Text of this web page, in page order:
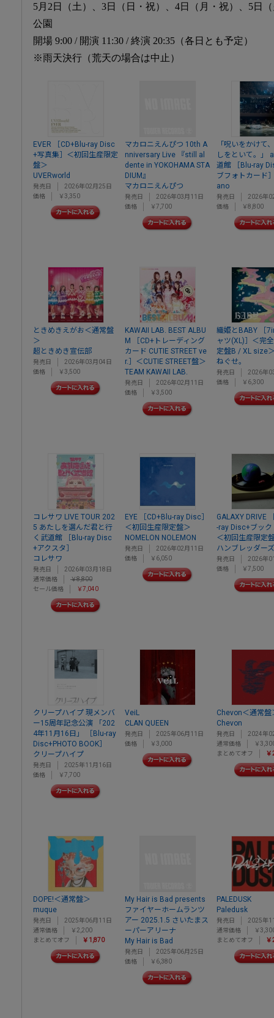
5月2日（土）、3日（日・祝）、4日（月・祝）、5日
公園
開場 9:00 / 開演 11:30 / 終演 20:35（各日とも予定）
※雨天決行（荒天の場合は中止）
EVER ［CD+Blu-ray Disc
+写真集］＜初回生産限定
盤＞
UVERworld
発売日
2026年02月25日
価格
￥3,350
マカロニえんぴつ 10th A
nniversary Live 『still al
dente in YOKOHAMA STA
DIUM』
マカロニえんぴつ
発売日
2026年03月11日
価格
￥7,700
「呪いをかけて
しをといて。」
道館 ［Blu-ray
ブフォトカード
ano
発売日
2026年
価格
￥8,800
ときめきえがお＜通常盤
＞
超ときめき宣伝部
発売日
2026年03月04日
価格
￥3,500
KAWAII LAB. BEST ALBU
M ［CD+トレーディング
カード CUTIE STREET ve
r.］＜CUTIE STREET盤＞
TEAM KAWAII LAB.
発売日
2026年02月11日
価格
￥3,500
織姫とBABY ［
ャツ(XL)］＜完
定盤B / XL size
ねぐせ。
発売日
2026年
価格
￥6,300
コレサワ LIVE TOUR 202
5 あたしを選んだ君と行
く武道館 ［Blu-ray Disc
+アクスタ］
コレサワ
発売日
2026年03月18日
通常価格
￥8,800
セール価格
￥7,040
EYE ［CD+Blu-ray Disc］
＜初回生産限定盤＞
NOMELON NOLEMON
発売日
2026年02月11日
価格
￥6,050
GALAXY DRIVE
-ray Disc+ブック
＜初回生産限定
ハンブレッダーズ
発売日
2026年
価格
￥7,500
クリープハイプ 現メンバ
ー15周年記念公演 「202
4年11月16日」 ［Blu-ray
Disc+PHOTO BOOK］
クリープハイプ
発売日
2025年11月16日
価格
￥7,700
VeiL
CLAN QUEEN
発売日
2025年06月11日
価格
￥3,000
Chevon＜通常盤
Chevon
発売日
2024年
通常価格
￥
まとめてオフ
￥
DOPE!＜通常盤＞
muque
発売日
2025年06月11日
通常価格
￥2,200
まとめてオフ
￥1,870
My Hair is Bad presents
ファイヤーホームランツ
アー 2025.1.5 さいたまス
ーパーアリーナ
My Hair is Bad
発売日
2025年06月25日
価格
￥6,380
PALEDUSK
Paledusk
発売日
2025年
通常価格
￥
まとめてオフ
￥